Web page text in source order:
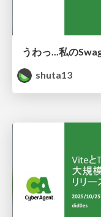
shuta13